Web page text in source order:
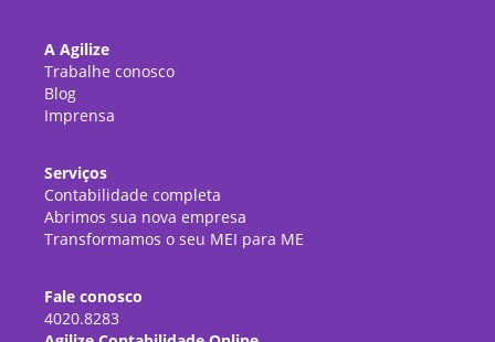
A Agilize
Trabalhe conosco
Blog
Imprensa
Serviços
Contabilidade completa
Abrimos sua nova empresa
Transformamos o seu MEI para ME
Fale conosco
4020.8283